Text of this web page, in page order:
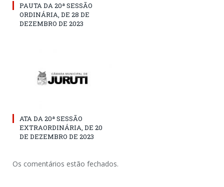
PAUTA DA 20ª SESSÃO
ORDINÁRIA, DE 28 DE
DEZEMBRO DE 2023
ATA DA 20ª SESSÃO
EXTRAORDINÁRIA, DE 20
DE DEZEMBRO DE 2023
Os comentários estão fechados.